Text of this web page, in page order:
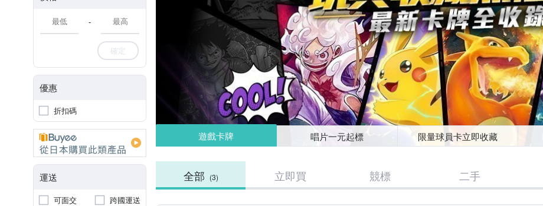
-
確定
優惠
折扣碼
運送
可面交 跨國運送
遊戲卡牌 唱片一元起標 限量球員卡立即收藏
全部 (3) 立即買 競標 二手